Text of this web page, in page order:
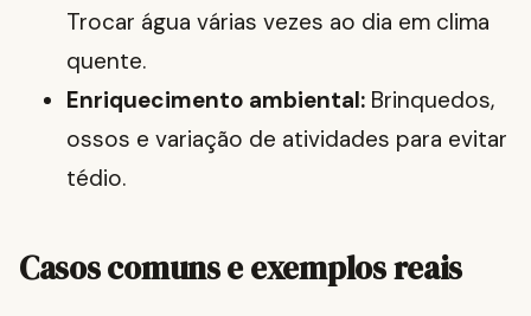
Trocar água várias vezes ao dia em clima
quente.
Enriquecimento ambiental: Brinquedos,
ossos e variação de atividades para evitar
tédio.
Casos comuns e exemplos reais